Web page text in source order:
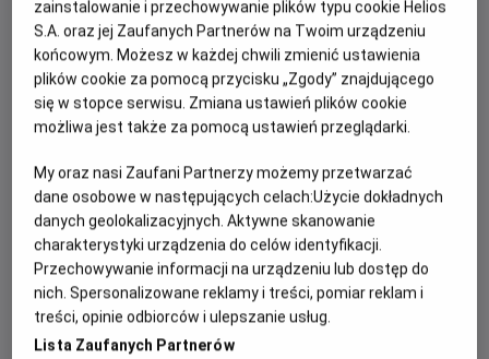
Ця дивовижна історія трапилась у чарівному місті Києві –
за часів відважних воїнів, прекрасних принцес і могутніх
чаклунів. Мандрівний артист Руслан, який мріє стати
лицарем, зустрів прекрасну Мілу і закохався в неї, навіть
не підозрюючи, що дівчина - донька київського князя. Але
щастю закоханих не судилося тривати вічно: злий чаклун
Чорномор з’явився в магічному вихорі і на очах Руслана
викрав кохану, прагнучи перетворити силу її кохання на
власну чаклунську могутність. Не роздумуючи, Руслан
рушив у погоню за викраденою принцесою, щоб, здолавши
всі перешкоди та небезпеки на своєму шляху, довести, що
справжня любов – сильніша за магію.
zainstalowanie i przechowywanie plików typu cookie Helios
S.A. oraz jej Zaufanych Partnerów na Twoim urządzeniu
końcowym. Możesz w każdej chwili zmienić ustawienia
plików cookie za pomocą przycisku „Zgody” znajdującego
się w stopce serwisu. Zmiana ustawień plików cookie
możliwa jest także za pomocą ustawień przeglądarki.
My oraz nasi Zaufani Partnerzy możemy przetwarzać
dane osobowe w następujących celach:Użycie dokładnych
danych geolokalizacyjnych. Aktywne skanowanie
charakterystyki urządzenia do celów identyfikacji.
Przechowywanie informacji na urządzeniu lub dostęp do
nich. Spersonalizowane reklamy i treści, pomiar reklam i
treści, opinie odbiorców i ulepszanie usług.
Lista Zaufanych Partnerów